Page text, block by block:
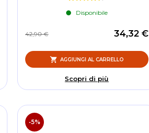
Disponibile
34,32 €
42,90 €
AGGIUNGI AL CARRELLO
Scopri di più
-5%